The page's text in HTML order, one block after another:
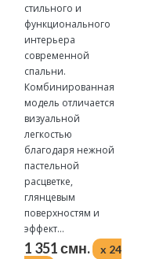
стильного и
функционального
интерьера
современной
спальни.
Комбинированная
модель отличается
визуальной
легкостью
благодаря нежной
пастельной
расцветке,
глянцевым
поверхностям и
эффект...
1 351 смн.
x 24